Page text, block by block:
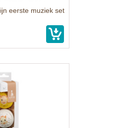
eerste muziek set